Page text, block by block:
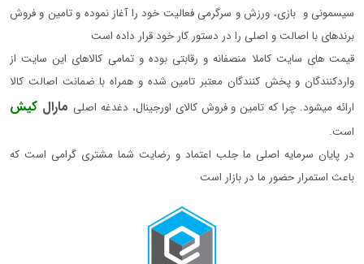
سیسمونی و بازی، ورزش و سرگرمی فعالیت خود را آغاز نموده و تامین و فروش
برندهای با اصالت و اصلی را در دستور کار خود قرار داده است
قیمت های سایت کاملا منصفانه و رقابتی بوده و تمامی کالاهای این سایت از
واردکنندگان و پخش کنندگان معتبر تامین شده و همراه با ضمانت اصالت کالا
ارائه میشود. چرا که تامین و فروش کالای اورجینال، دغدغه اصلی مارال کیش
است.
در پایان سرمایه اصلی ما جلب اعتماد و رضایت شما مشتری گرامی است که
باعث استمرار حضور ما در بازار است